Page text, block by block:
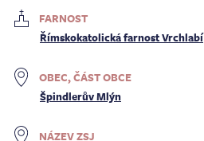
FARNOST
Římskokatolická farnost Vrchlabí
OBEC, ČÁST OBCE
Špindlerův Mlýn
NÁZEV ZSJ